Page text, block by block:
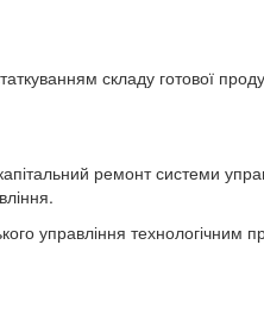
складу готової
ремонт системи
управління технологічним